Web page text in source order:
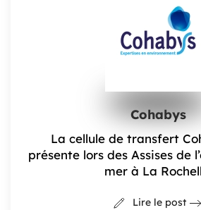
Cohabys
La cellule de transfert
présente lors des Assises de
mer à La
Lire le post